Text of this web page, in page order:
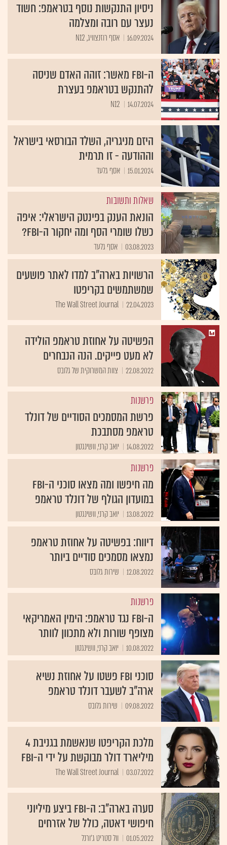
ניסיון התנקשות נוסף בטראמפ: חשוד
נעצר עם רובה ומצלמה
16.09.2024 אסף רוזנצוויג, N12
ה-FBI מאשר: זוהה האדם שניסה
להתנקש בטראמפ בעצרת
14.07.2024
N12
היזם מניגריה, השלד הבורסאי בישראל
וההודעה - זו תרמית
15.01.2024 אסף גלעד
שאלות ותשובות
הונאת הענק בפינטק הישראלי: איפה
כשלו שומרי הסף ומה יחקור ה-FBI?
03.08.2023 אסף גלעד
הרשויות בארה"ב למדו לאתר פושעים
שמשתמשים בקריפטו
22.04.2023
The Wall Street Journal
הפשיטה על אחוזת טראמפ הולידה
לא מעט פייקים. הנה הנבחרים
22.08.2022 צוות המשרוקית של גלובס
פרשנות
פרשת המסמכים הסודיים של דונלד
טראמפ מסתבכת
14.08.2022 יואב קרני, וושינגטון
פרשנות
מה חיפשו ומה מצאו סוכני ה-FBI
במועדון הגולף של דונלד טראמפ
13.08.2022 יואב קרני, וושינגטון
דיווח: בפשיטה על אחוזת טראמפ
נמצאו מסמכים סודיים ביותר
12.08.2022 שירות גלובס
פרשנות
ה-FBI נגד טראמפ: הימין האמריקאי
מצופף שורות ולא מתכוון לוותר
10.08.2022 יואב קרני, וושינגטון
סוכני FBI פשטו על אחוזת נשיא
ארה"ב לשעבר דונלד טראמפ
09.08.2022 שירות גלובס
מלכת הקריפטו שנאשמת בגניבת 4
מיליארד דולר מבוקשת על ידי ה-FBI
03.07.2022
The Wall Street Journal
סערה בארה"ב: ה-FBI ביצע מיליוני
חיפושי דאטה, כולל של אזרחים
01.05.2022 וול סטריט ג'ורנל